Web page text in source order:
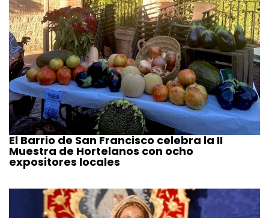
El Barrio de San Francisco celebra la II
Muestra de Hortelanos con ocho
expositores locales